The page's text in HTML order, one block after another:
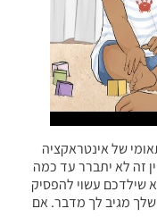
של אינטראקציה
זה לא יתברר עד כמה
שילדכם עשוי להפסיק
מגיב לך מדבר. אם